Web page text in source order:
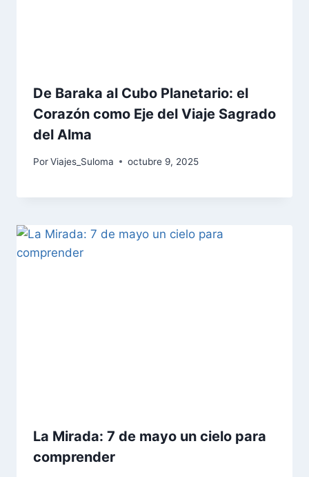
De Baraka al Cubo Planetario: el
Corazón como Eje del Viaje Sagrado
del Alma
PorViajes_Suloma octubre 9, 2025
La Mirada: 7 de mayo un cielo para
comprender